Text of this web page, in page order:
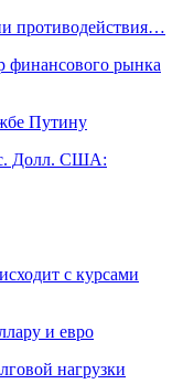
противодействия…
финансового рынка
Путину
Долл. США:
с курсами
и евро
нагрузки